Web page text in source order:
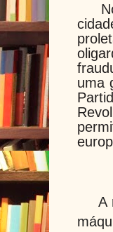
uma
A